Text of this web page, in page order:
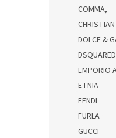
COMMA,
DOLCE &
EMPORIO
ETNIA
FENDI
FURLA
GUCCI